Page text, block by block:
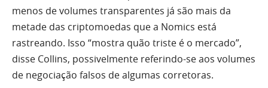
menos de volumes transparentes já são mais da
metade das criptomoedas que a Nomics está
rastreando. Isso “mostra quão triste é o mercado”,
disse Collins, possivelmente referindo-se aos volumes
de negociação falsos de algumas corretoras.